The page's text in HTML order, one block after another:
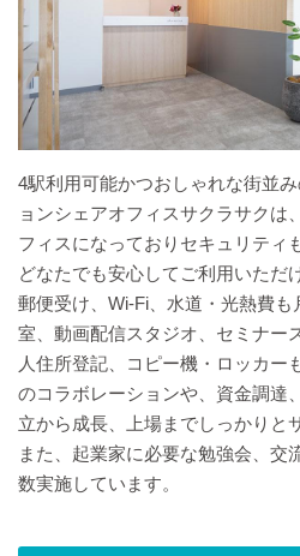
4駅利用可能かつおしゃれな街並
ョンシェアオフィスサクラサクは
フィスになっておりセキュリティ
どなたでも安心してご利用いただ
郵便受け、Wi-Fi、水道・光熱費
室、動画配信スタジオ、セミナー
人住所登記、コピー機・ロッカー
のコラボレーションや、資金調達
立から成長、上場までしっかりと
また、起業家に必要な勉強会、交
数実施しています。